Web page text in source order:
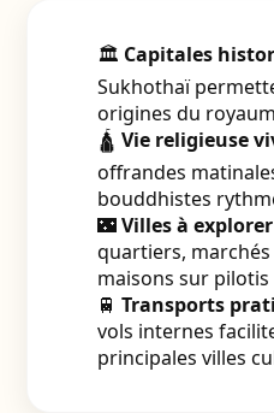
🏛️ Capitales
Sukhothaï
origines du
🛕 Vie religieuse
offrandes
bouddhistes
🌃Villes à
quartiers,
maisons sur pilotis
🚆 Transports
vols internes
principales villes